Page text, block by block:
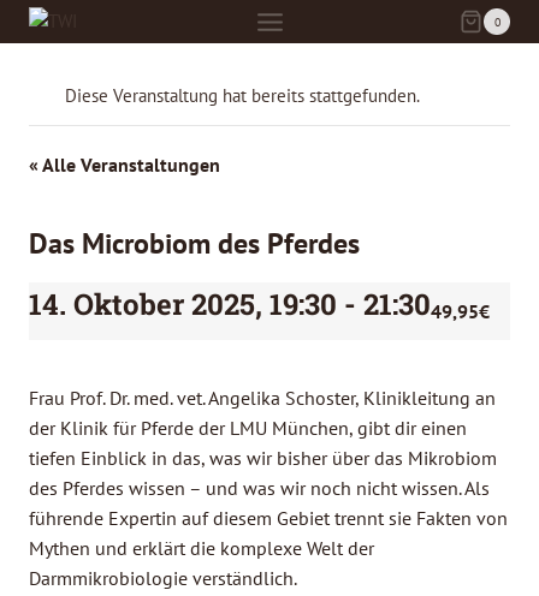
Zum
Inhalt
0
Diese Veranstaltung hat bereits stattgefunden.
« Alle Veranstaltungen
Das Microbiom des Pferdes
14. Oktober 2025, 19:30 - 21:3049,95€
Frau Prof. Dr. med. vet. Angelika Schoster, Klinikleitung an
der Klinik für Pferde der LMU München, gibt dir einen
tiefen Einblick in das, was wir bisher über das Mikrobiom
des Pferdes wissen – und was wir noch nicht wissen. Als
führende Expertin auf diesem Gebiet trennt sie Fakten von
Mythen und erklärt die komplexe Welt der
Darmmikrobiologie verständlich.